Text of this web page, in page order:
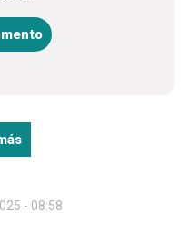
- 08:58